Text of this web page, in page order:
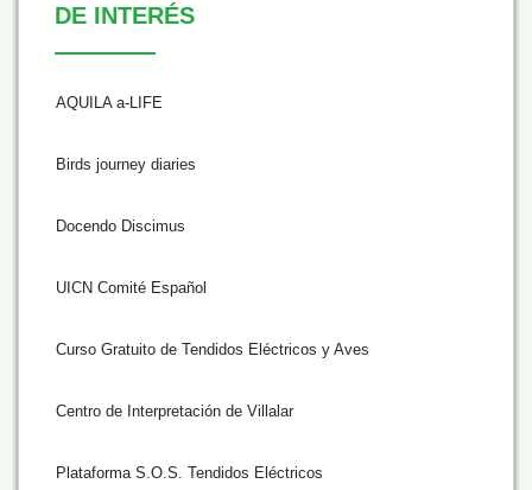
DE INTERÉS
AQUILA a-LIFE
Birds journey diaries
Docendo Discimus
UICN Comité Español
Curso Gratuito de Tendidos Eléctricos y Aves
Centro de Interpretación de Villalar
Plataforma S.O.S. Tendidos Eléctricos